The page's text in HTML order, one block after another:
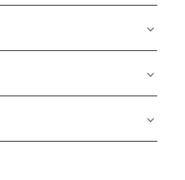
レーム
！
トで高級感溢れる雰囲気ながらカジ
計料金を知りたい方へ